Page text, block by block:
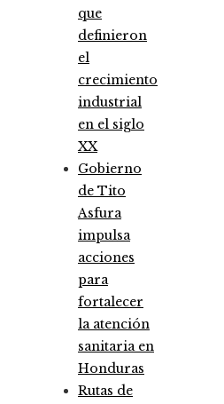
que
definieron
el
crecimiento
industrial
en el siglo
XX
Gobierno
de Tito
Asfura
impulsa
acciones
para
fortalecer
la atención
sanitaria en
Honduras
Rutas de